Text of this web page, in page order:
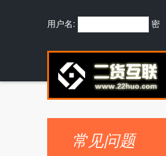
用户名: 密
常见问题